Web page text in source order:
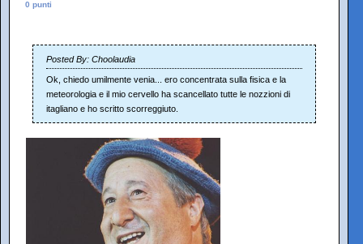
0 punti
Posted By: Choolaudia
Ok, chiedo umilmente venia... ero concentrata sulla fisica e la
meteorologia e il mio cervello ha scancellato tutte le nozzioni di
itagliano e ho scritto scorreggiuto.